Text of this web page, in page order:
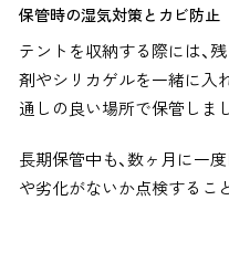
保管時の湿気対策とカビ防止
テントを収納する際には、
剤やシリカゲルを一緒に入
通しの良い場所で保管しま
長期保管中も、数ヶ月に一
や劣化がないか点検するこ